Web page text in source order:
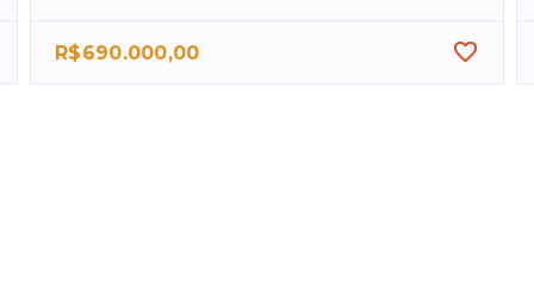
R$690.000,00